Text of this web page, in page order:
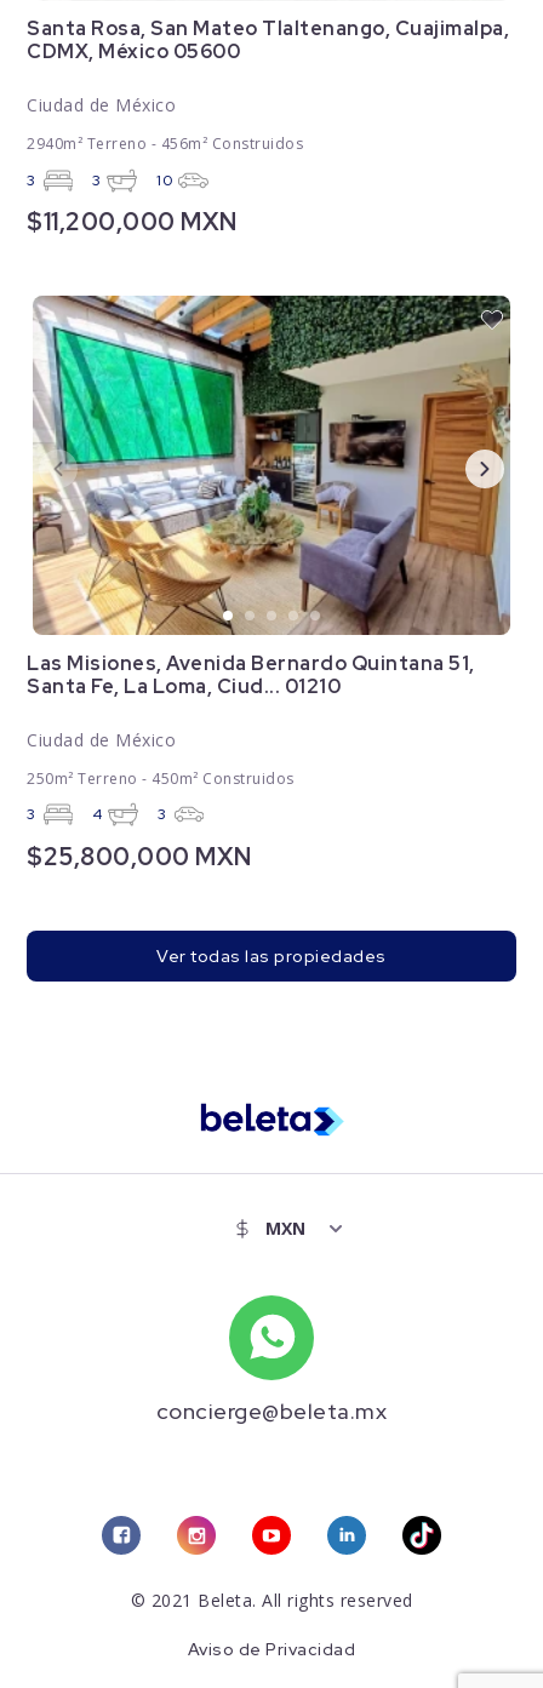
Santa Rosa, San Mateo Tlaltenango, Cuajimalpa,
CDMX, México 05600
Ciudad de México
2940m² Terreno - 456m² Construidos
3 3 10
$11,200,000 MXN
Las Misiones, Avenida Bernardo Quintana 51,
Santa Fe, La Loma, Ciud... 01210
Ciudad de México
250m² Terreno - 450m² Construidos
3 4 3
$25,800,000 MXN
Ver todas las propiedades
concierge@beleta.mx
© 2021 Beleta. All rights reserved
Aviso de Privacidad